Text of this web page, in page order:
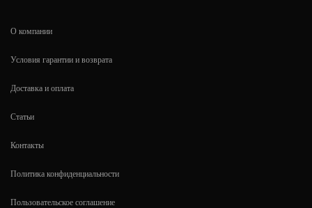
О компании
Условия гарантии и возврата
Доставка и оплата
Статьи
Контакты
Политика конфиденциальности
Пользовательское соглашение